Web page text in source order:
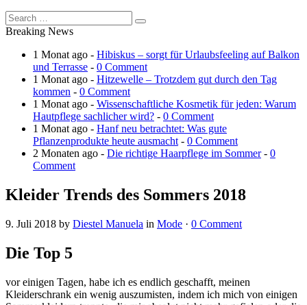
Breaking News
1 Monat ago - Hibiskus – sorgt für Urlaubsfeeling auf Balkon
und Terrasse - 0 Comment
1 Monat ago - Hitzewelle – Trotzdem gut durch den Tag
kommen - 0 Comment
1 Monat ago - Wissenschaftliche Kosmetik für jeden: Warum
Hautpflege sachlicher wird? - 0 Comment
1 Monat ago - Hanf neu betrachtet: Was gute
Pflanzenprodukte heute ausmacht - 0 Comment
2 Monaten ago - Die richtige Haarpflege im Sommer- 0
Comment
Kleider Trends des Sommers 2018
9. Juli 2018 by Diestel Manuela in Mode · 0 Comment
Die Top 5
vor einigen Tagen, habe ich es endlich geschafft, meinen
Kleiderschrank ein wenig auszumisten, indem ich mich von einigen